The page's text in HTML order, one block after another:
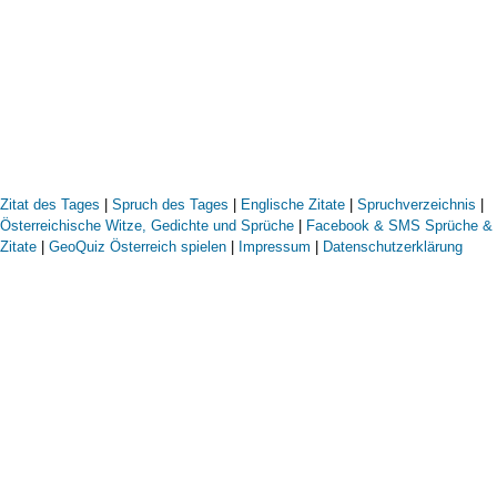
Zitat des Tages | Spruch des Tages | Englische Zitate | Spruchverzeichnis |
Österreichische Witze, Gedichte und Sprüche | Facebook & SMS Sprüche &
Zitate | GeoQuiz Österreich spielen | Impressum | Datenschutzerklärung